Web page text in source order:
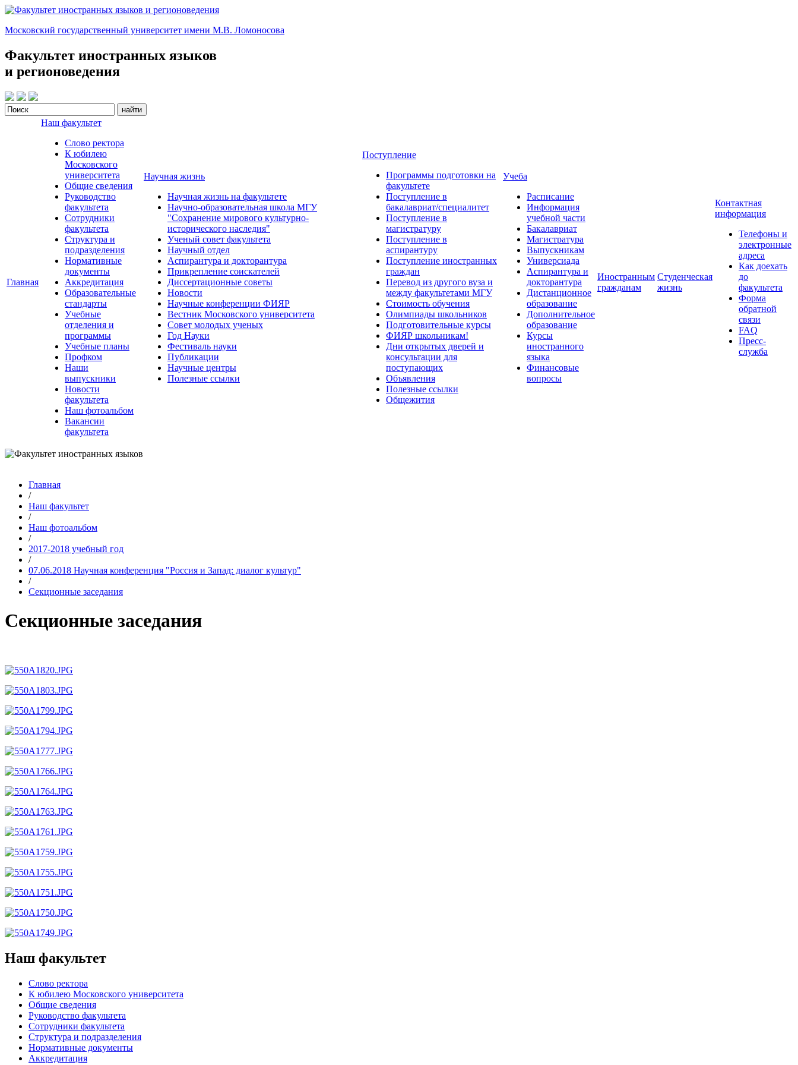
Московский государственный университет имени М.В. Ломоносова
Факультет иностранных языков
и регионоведения
Главная
Наш факультет
Слово ректора
К юбилею
Московского
университета
Общие сведения
Руководство
факультета
Сотрудники
факультета
Структура и
подразделения
Нормативные
документы
Аккредитация
Образовательные
стандарты
Учебные
отделения и
программы
Учебные планы
Профком
Наши
выпускники
Новости
факультета
Наш фотоальбом
Вакансии
факультета
Научная жизнь
Научная жизнь на факультете
Научно-образовательная школа МГУ
"Сохранение мирового культурно-
исторического наследия"
Ученый совет факультета
Научный отдел
Аспирантура и докторантура
Прикрепление соискателей
Диссертационные советы
Новости
Научные конференции ФИЯР
Вестник Московского университета
Совет молодых ученых
Год Науки
Фестиваль науки
Публикации
Научные центры
Полезные ссылки
Поступление
Программы подготовки на
факультете
Поступление в
бакалавриат/специалитет
Поступление в
магистратуру
Поступление в
аспирантуру
Поступление иностранных
граждан
Перевод из другого вуза и
между факультетами МГУ
Стоимость обучения
Олимпиады школьников
Подготовительные курсы
ФИЯР школьникам!
Дни открытых дверей и
консультации для
поступающих
Объявления
Полезные ссылки
Общежития
Учеба
Расписание
Информация
учебной части
Бакалавриат
Магистратура
Выпускникам
Универсиада
Аспирантура и
докторантура
Дистанционное
образование
Дополнительное
образование
Курсы
иностранного
языка
Финансовые
вопросы
Иностранным
гражданам
Студенческая
жизнь
Контактная
информация
Телефоны и
электронные
адреса
Как доехать
до
факультета
Форма
обратной
связи
FAQ
Пресс-
служба
Главная
/
Наш факультет
/
Наш фотоальбом
/
2017-2018 учебный год
/
07.06.2018 Научная конференция "Россия и Запад: диалог культур"
/
Секционные заседания
Секционные заседания
Наш факультет
Слово ректора
К юбилею Московского университета
Общие сведения
Руководство факультета
Сотрудники факультета
Структура и подразделения
Нормативные документы
Аккредитация